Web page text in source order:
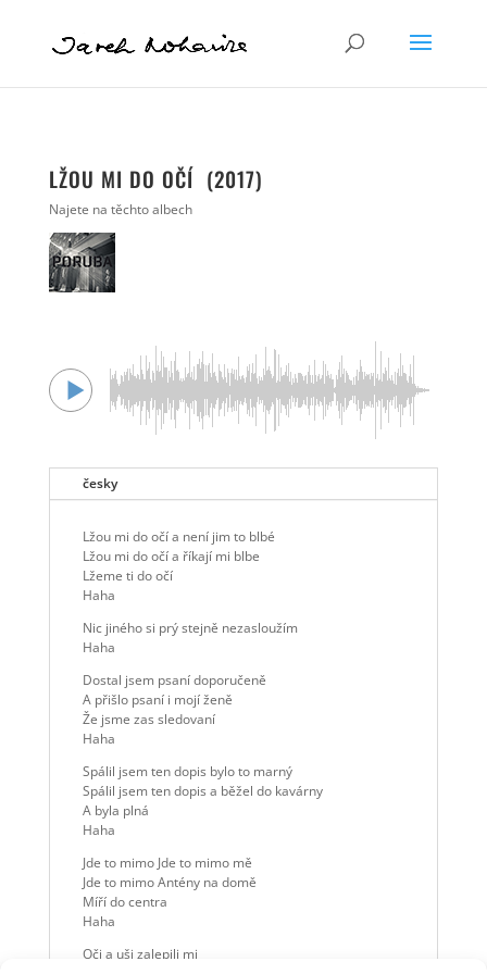
LŽOU MI DO OČÍ (2017)
Najete na těchto albech
česky
Lžou mi do očí a není jim to blbé
Lžou mi do očí a říkají mi blbe
Lžeme ti do očí
Haha
Nic jiného si prý stejně nezasloužím
Haha
Dostal jsem psaní doporučeně
A přišlo psaní i mojí ženě
Že jsme zas sledovaní
Haha
Spálil jsem ten dopis bylo to marný
Spálil jsem ten dopis a běžel do kavárny
A byla plná
Haha
Jde to mimo Jde to mimo mě
Jde to mimo Antény na domě
Míří do centra
Haha
Oči a uši zalepili mi